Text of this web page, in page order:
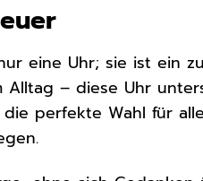
eine Uhr; sie ist ein
– diese Uhr
perfekte Wahl für